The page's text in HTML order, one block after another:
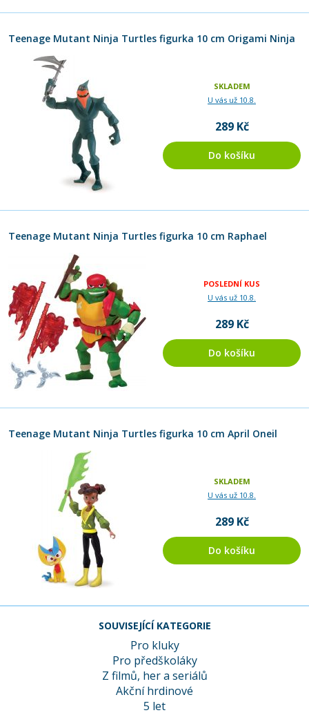
Teenage Mutant Ninja Turtles figurka 10 cm Origami Ninja
SKLADEM
U vás už 10.8.
289 Kč
Do košíku
Teenage Mutant Ninja Turtles figurka 10 cm Raphael
POSLEDNÍ KUS
U vás už 10.8.
289 Kč
Do košíku
Teenage Mutant Ninja Turtles figurka 10 cm April Oneil
SKLADEM
U vás už 10.8.
289 Kč
Do košíku
SOUVISEJÍCÍ KATEGORIE
Pro kluky
Pro předškoláky
Z filmů, her a seriálů
Akční hrdinové
5 let